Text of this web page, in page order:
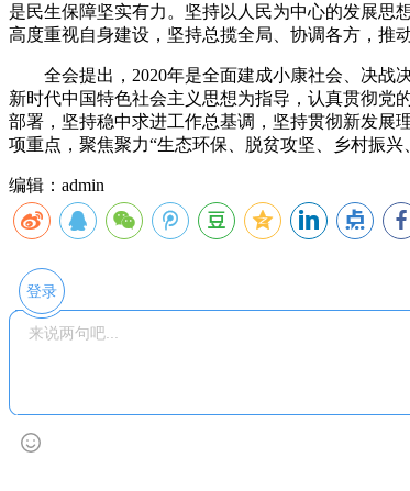
是民生保障坚实有力。坚持以人民为中心的发展思
高度重视自身建设，坚持总揽全局、协调各方，推
全会提出，2020年是全面建成小康社会、决战决
新时代中国特色社会主义思想为指导，认真贯彻党
部署，坚持稳中求进工作总基调，坚持贯彻新发展
项重点，聚焦聚力“生态环保、脱贫攻坚、
编辑：admin
登录